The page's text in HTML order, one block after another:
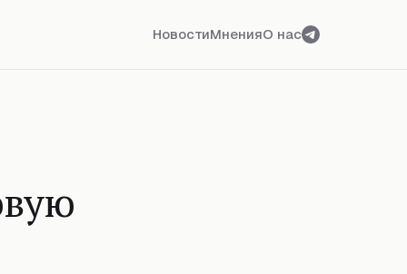
НовостиМненияО нас